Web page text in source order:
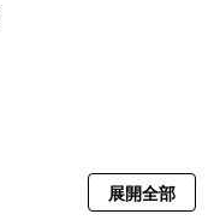
展開全部